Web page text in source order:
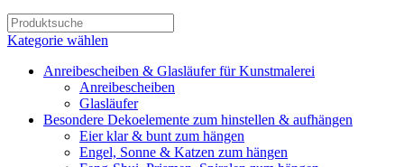
Kategorie wählen
Anreibescheiben & Glasläufer für Kunstmalerei
Anreibescheiben
Glasläufer
Besondere Dekoelemente zum hinstellen & aufhängen
Eier klar & bunt zum hängen
Engel, Sonne & Katzen zum hängen